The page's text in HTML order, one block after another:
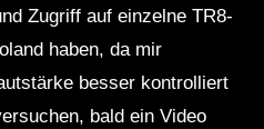
Episode 084
Zugriff auf einzelne TR8-
haben, da mir
besser kontrolliert
bald ein Video